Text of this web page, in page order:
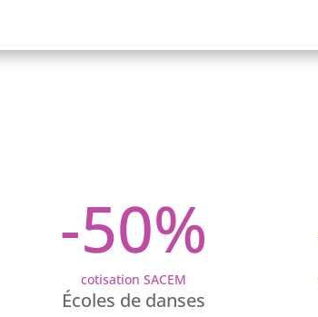
-50%
cotisation SACEM
Écoles de danses